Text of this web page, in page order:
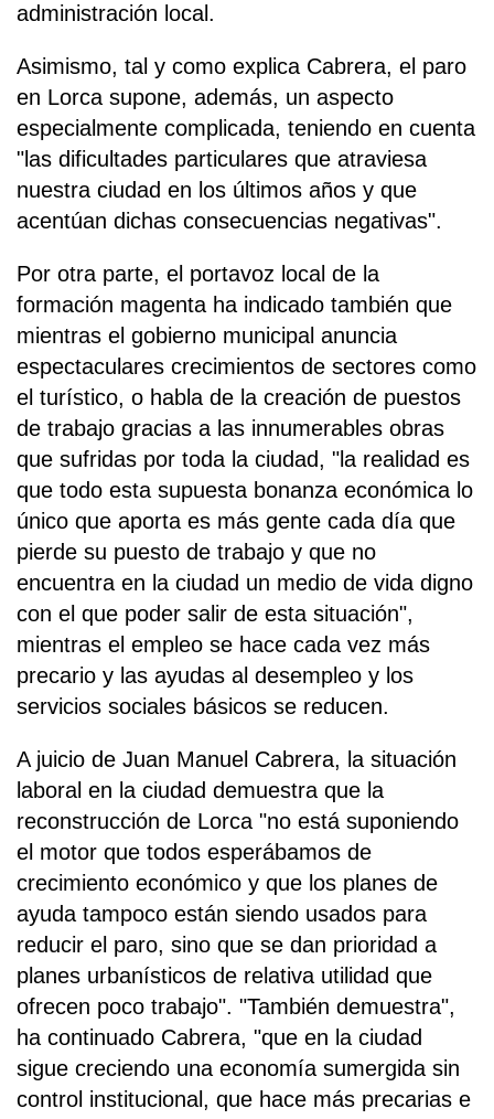
administración local.
Asimismo, tal y como explica Cabrera, el paro
en Lorca supone, además, un aspecto
especialmente complicada, teniendo en cuenta
"las dificultades particulares que atraviesa
nuestra ciudad en los últimos años y que
acentúan dichas consecuencias negativas".
Por otra parte, el portavoz local de la
formación magenta ha indicado también que
mientras el gobierno municipal anuncia
espectaculares crecimientos de sectores como
el turístico, o habla de la creación de puestos
de trabajo gracias a las innumerables obras
que sufridas por toda la ciudad, "la realidad es
que todo esta supuesta bonanza económica lo
único que aporta es más gente cada día que
pierde su puesto de trabajo y que no
encuentra en la ciudad un medio de vida digno
con el que poder salir de esta situación",
mientras el empleo se hace cada vez más
precario y las ayudas al desempleo y los
servicios sociales básicos se reducen.
A juicio de Juan Manuel Cabrera, la situación
laboral en la ciudad demuestra que la
reconstrucción de Lorca "no está suponiendo
el motor que todos esperábamos de
crecimiento económico y que los planes de
ayuda tampoco están siendo usados para
reducir el paro, sino que se dan prioridad a
planes urbanísticos de relativa utilidad que
ofrecen poco trabajo". "También demuestra",
ha continuado Cabrera, "que en la ciudad
sigue creciendo una economía sumergida sin
control institucional, que hace más precarias e